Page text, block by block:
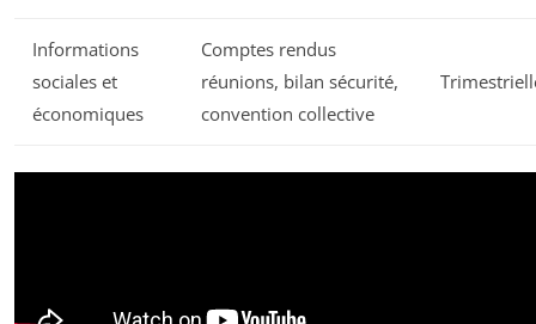
Informations
sociales et
économiques
Comptes rendus
réunions, bilan sécurité,
convention collective